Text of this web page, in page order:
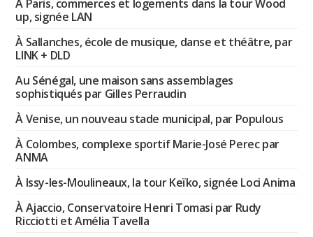
À Paris, commerces et logements dans la tour Wood
up, signée LAN
À Sallanches, école de musique, danse et théâtre, par
LINK + DLD
Au Sénégal, une maison sans assemblages
sophistiqués par Gilles Perraudin
À Venise, un nouveau stade municipal, par Populous
À Colombes, complexe sportif Marie-José Perec par
ANMA
À Issy-les-Moulineaux, la tour Keïko, signée Loci Anima
À Ajaccio, Conservatoire Henri Tomasi par Rudy
Ricciotti et Amélia Tavella